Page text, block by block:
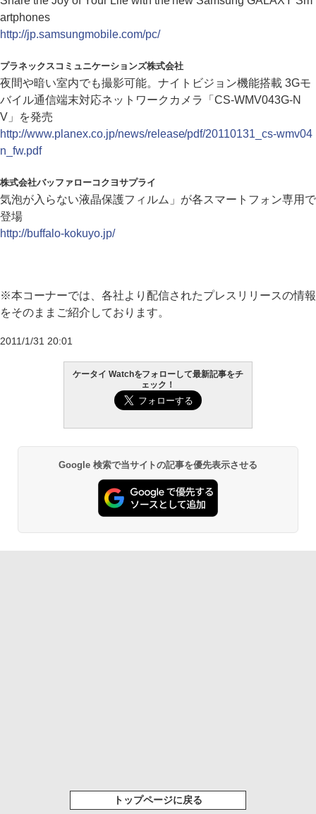
artphones
http://jp.samsungmobile.com/pc/
プラネックスコミュニケーションズ株式会社
夜間や暗い室内でも撮影可能。ナイトビジョン機能搭載 3Gモ
バイル通信端末対応ネットワークカメラ「CS-WMV043G-N
V」を発売
http://www.planex.co.jp/news/release/pdf/20110131_cs-wmv04
n_fw.pdf
株式会社バッファローコクヨサプライ
気泡が入らない液晶保護フィルム」が各スマートフォン専用で
登場
http://buffalo-kokuyo.jp/
※本コーナーでは、各社より配信されたプレスリリースの情報
をそのままご紹介しております。
2011/1/31 20:01
ケータイ Watchをフォローして最新記事をチ
ェック！
Google 検索で当サイトの記事を優先表示させる
トップページに戻る